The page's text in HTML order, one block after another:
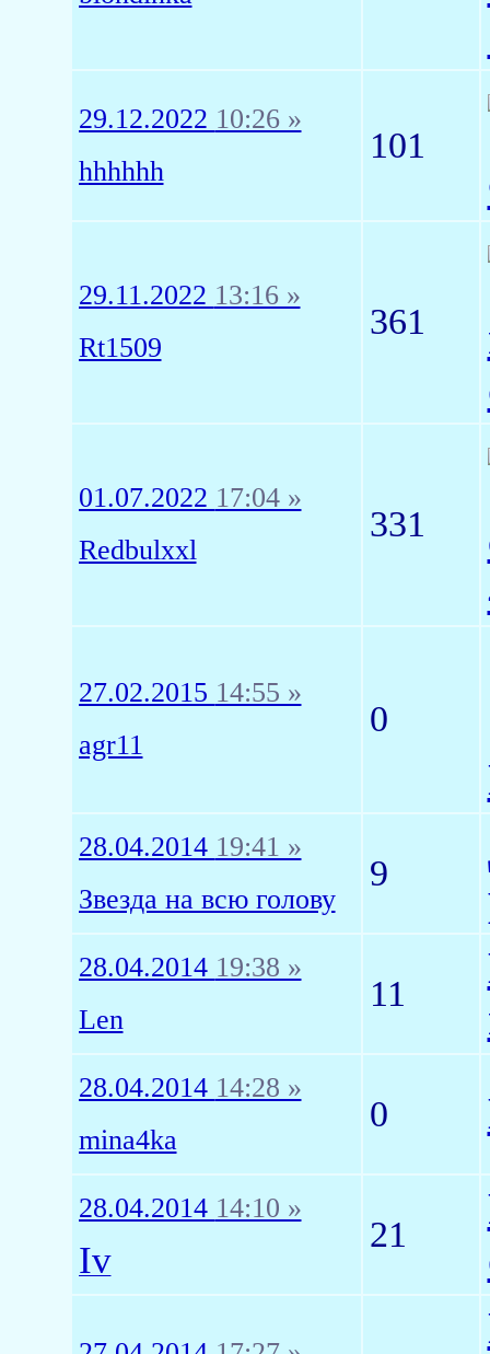
29.12.2022 10:26 »
hhhhhh
101
29.11.2022 13:16 »
Rt1509
361
01.07.2022 17:04 »
Redbulxxl
331
27.02.2015 14:55 »
agr11
0
28.04.2014 19:41 »
Звезда на всю голову
9
28.04.2014 19:38 »
Len
11
28.04.2014 14:28 »
mina4ka
0
28.04.2014 14:10 »
Iv
21